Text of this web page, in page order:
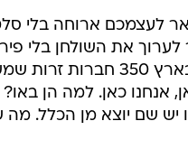
לעצמכם ארוחה בלי
את השולחן בלי
ישראליים? יש בארץ 350 חברות
אנחנו כאן. למה הן באו?
יש שם יוצא מן הכלל. מה